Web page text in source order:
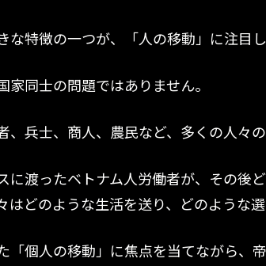
な特徴の一つが、「人の移動」に注目し
家同士の問題ではありません。
、兵士、商人、農民など、多くの人々
に渡ったベトナム人労働者が、その後
はどのような生活を送り、どのような選
「個人の移動」に焦点を当てながら、